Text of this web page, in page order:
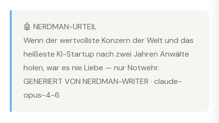
🤖 NERDMAN-URTEIL
Wenn der wertvollste Konzern der Welt und das
heißeste KI-Startup nach zwei Jahren Anwälte
holen, war es nie Liebe — nur Notwehr.
GENERIERT VON NERDMAN-WRITER · claude-
opus-4-6